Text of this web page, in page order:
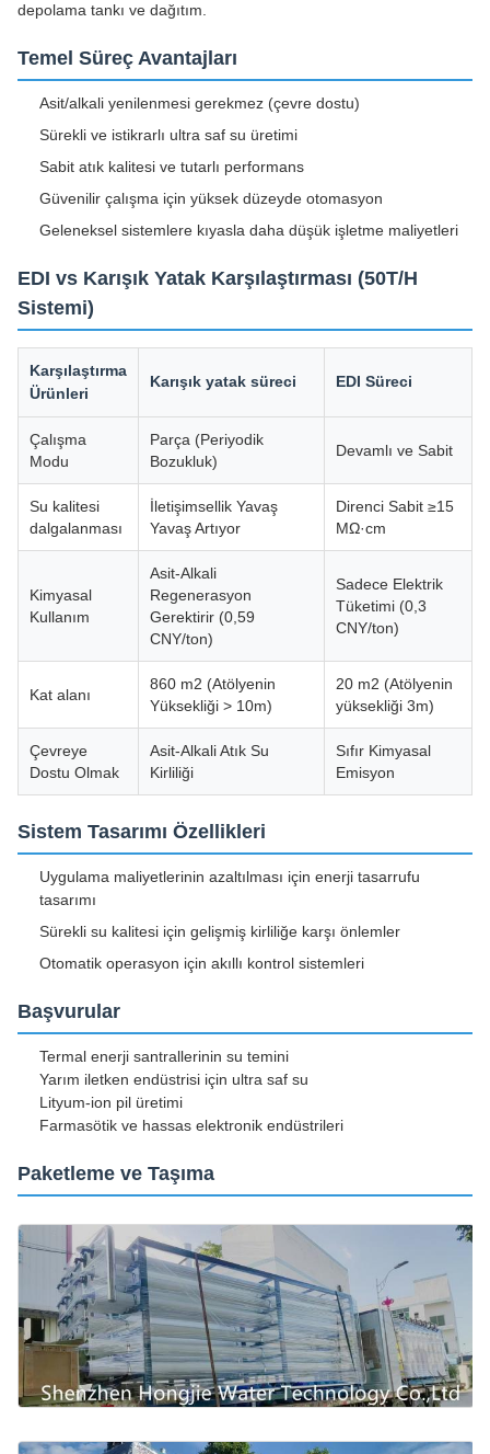
depolama tankı ve dağıtım.
Temel Süreç Avantajları
Asit/alkali yenilenmesi gerekmez (çevre dostu)
Sürekli ve istikrarlı ultra saf su üretimi
Sabit atık kalitesi ve tutarlı performans
Güvenilir çalışma için yüksek düzeyde otomasyon
Geleneksel sistemlere kıyasla daha düşük işletme maliyetleri
EDI vs Karışık Yatak Karşılaştırması (50T/H
Sistemi)
Karşılaştırma
Ürünleri
Karışık yatak süreci EDI Süreci
Çalışma
Modu
Parça (Periyodik
Bozukluk)
Devamlı ve Sabit
Su kalitesi
dalgalanması
İletişimsellik Yavaş
Yavaş Artıyor
Direnci Sabit ≥15
MΩ·cm
Kimyasal
Kullanım
Asit-Alkali
Regenerasyon
Gerektirir (0,59
CNY/ton)
Sadece Elektrik
Tüketimi (0,3
CNY/ton)
Kat alanı
860 m2 (Atölyenin
Yüksekliği > 10m)
20 m2 (Atölyenin
yüksekliği 3m)
Çevreye
Dostu Olmak
Asit-Alkali Atık Su
Kirliliği
Sıfır Kimyasal
Emisyon
Sistem Tasarımı Özellikleri
Uygulama maliyetlerinin azaltılması için enerji tasarrufu
tasarımı
Sürekli su kalitesi için gelişmiş kirliliğe karşı önlemler
Otomatik operasyon için akıllı kontrol sistemleri
Başvurular
Termal enerji santrallerinin su temini
Yarım iletken endüstrisi için ultra saf su
Lityum-ion pil üretimi
Farmasötik ve hassas elektronik endüstrileri
Paketleme ve Taşıma